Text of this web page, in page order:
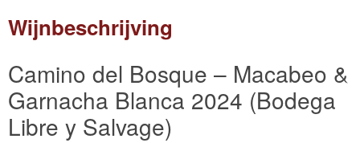
Wijnbeschrijving
Camino del Bosque – Macabeo &
Garnacha Blanca 2024 (Bodega
Libre y Salvage)